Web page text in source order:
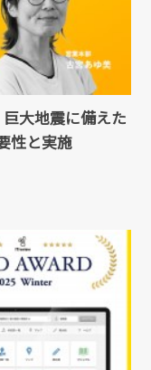
大地震に備えた
性と実施